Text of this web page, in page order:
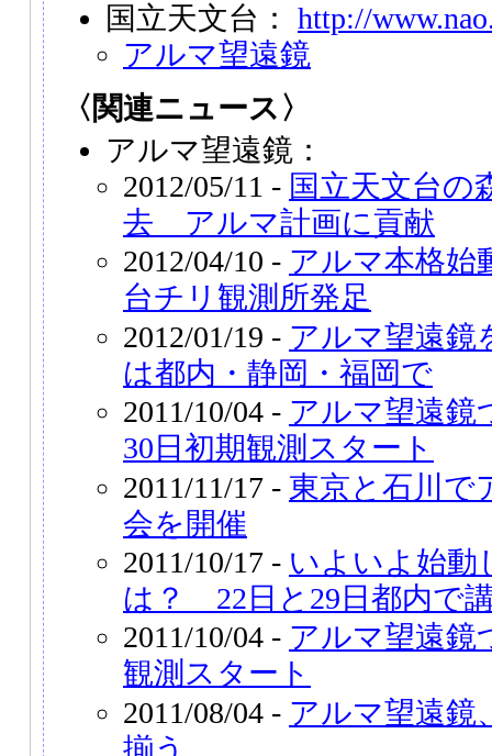
国立天文台： http://
アルマ望遠鏡
〈関連ニュース〉
アルマ望遠鏡：
2012/05/11 - 国立天文台の
去 アルマ計画に貢献
2012/04/10 - アルマ本格始
台チリ観測所発足
2012/01/19 - アルマ望遠
は都内・静岡・福岡で
2011/10/04 - アルマ望遠
30日初期観測スタート
2011/11/17 - 東京と石川で
会を開催
2011/10/17 - いよいよ始動
は？ 22日と29日都内で
2011/10/04 - アルマ望遠
観測スタート
2011/08/04 - アルマ望遠鏡
揃う